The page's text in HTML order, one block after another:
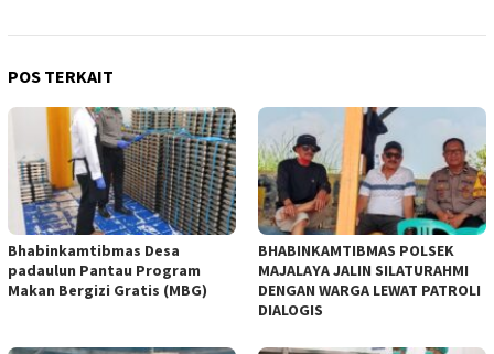
POS TERKAIT
Bhabinkamtibmas Desa
padaulun Pantau Program
Makan Bergizi Gratis (MBG)
BHABINKAMTIBMAS POLSEK
MAJALAYA JALIN SILATURAHMI
DENGAN WARGA LEWAT PATROLI
DIALOGIS